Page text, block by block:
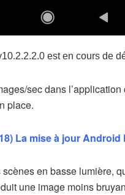
est en cours de
sec dans
place.
La mise à jour Android
en basse lumière,
une image moins